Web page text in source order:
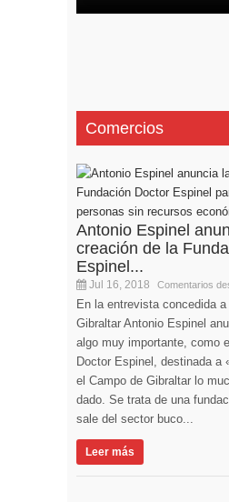
Comercios
Antonio Espinel
creación de la
Espinel...
Jul 16, 2018 Comentarios
En la entrevista concedida
Gibraltar Antonio Espinel
algo muy importante, como
Doctor Espinel, destinada a
el Campo de Gibraltar lo
dado. Se trata de una
sale del sector buco...
Leer más